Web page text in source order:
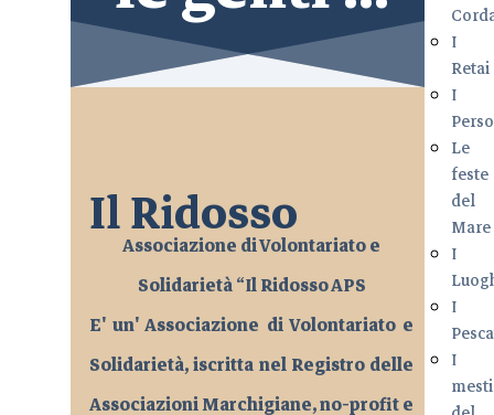
I
Retai
I
Le
feste
del
Mare
I
I
I
Il Ridosso
Associazione di Volontariato e
Solidarietà “Il Ridosso APS
E' un' Associazione di Volontariato e
Solidarietà, iscritta nel Registro delle
Associazioni Marchigiane, no-profit e